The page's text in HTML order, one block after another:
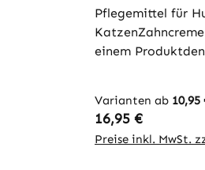
Pflegemittel für
einem
selbstverständlich
Menschen,
und Zahnstein
Varianten ab 10,95
Regulärer Preis:
16,95 €
Preise inkl. MwSt.